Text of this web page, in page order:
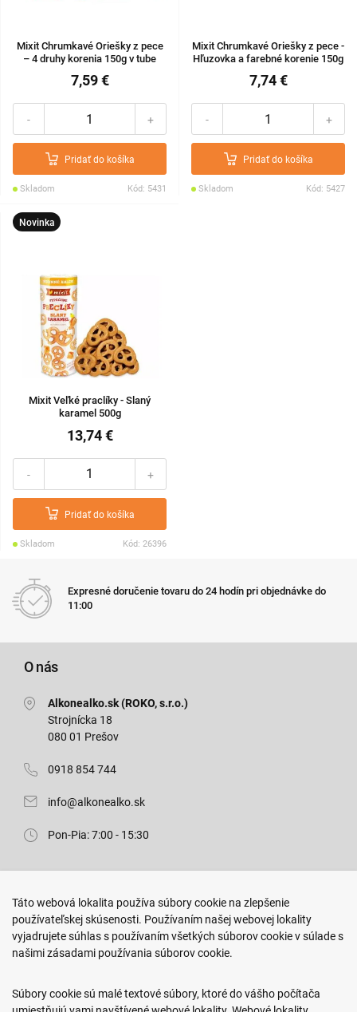
Mixit Chrumkavé Oriešky z pece
– 4 druhy korenia 150g v tube
7,59 €
- +
Pridať do košíka
Skladom Kód: 5431
Mixit Chrumkavé Oriešky z pece -
Hľuzovka a farebné korenie 150g
7,74 €
- +
Pridať do košíka
Skladom Kód: 5427
Novinka
Mixit Veľké praclíky - Slaný
karamel 500g
13,74 €
- +
Pridať do košíka
Skladom Kód: 26396
Expresné doručenie tovaru do 24 hodín pri objednávke do
11:00
O nás
Alkonealko.sk (ROKO, s.r.o.)
Strojnícka 18
080 01 Prešov
0918 854 744
info@alkonealko.sk
Pon-Pia: 7:00 - 15:30
Arm. gen. Svobodu 23/A
080 01 Prešov
0917 466 578
sekcovpredajna@doroka.sk
Táto webová lokalita používa súbory cookie na zlepšenie
používateľskej skúsenosti. Používaním našej webovej lokality
vyjadrujete súhlas s používaním všetkých súborov cookie v súlade s
našimi zásadami používania súborov cookie.
Súbory cookie sú malé textové súbory, ktoré do vášho počítača